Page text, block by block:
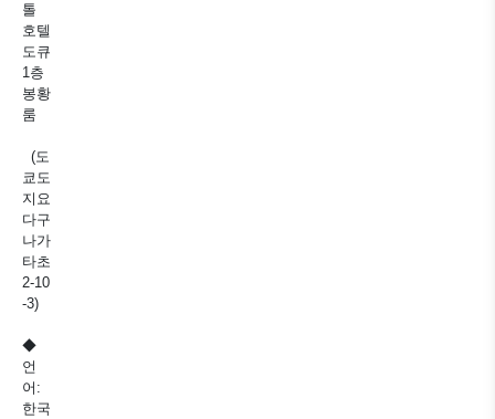
톨
호텔
도큐
1층
봉황
룸
(도
쿄도
지요
다구
나가
타초
2-10
-3)
◆
언
어:
한국